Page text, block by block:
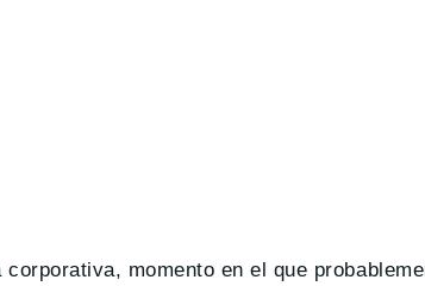
momento en el que